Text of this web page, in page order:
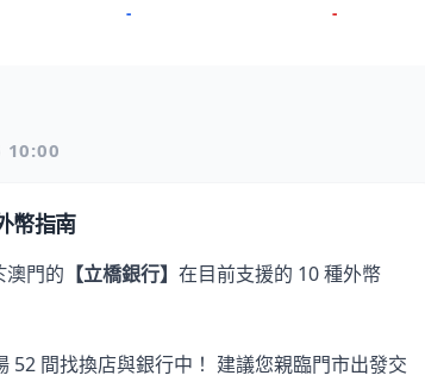
- -
10:00
幣指南
澳門的 【立橋銀行】 在目前支援的 10 種外幣
52 間找換店與銀行中 ！ 建議您親臨門市出發交